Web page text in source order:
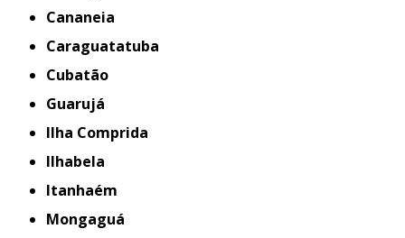
Cananeia
Caraguatatuba
Cubatão
Guarujá
Ilha Comprida
Ilhabela
Itanhaém
Mongaguá